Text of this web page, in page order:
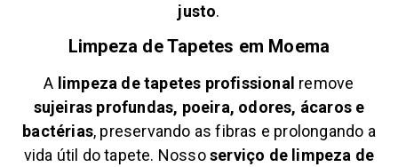
justo.
Limpeza de Tapetes em Moema
A limpeza de tapetes profissional remove
sujeiras profundas, poeira, odores, ácaros e
bactérias, preservando as fibras e prolongando a
vida útil do tapete. Nossoserviço de limpeza de